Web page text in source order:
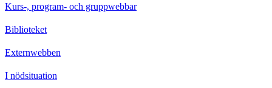
Kurs-, program- och gruppwebbar
Biblioteket
Externwebben
I nödsituation